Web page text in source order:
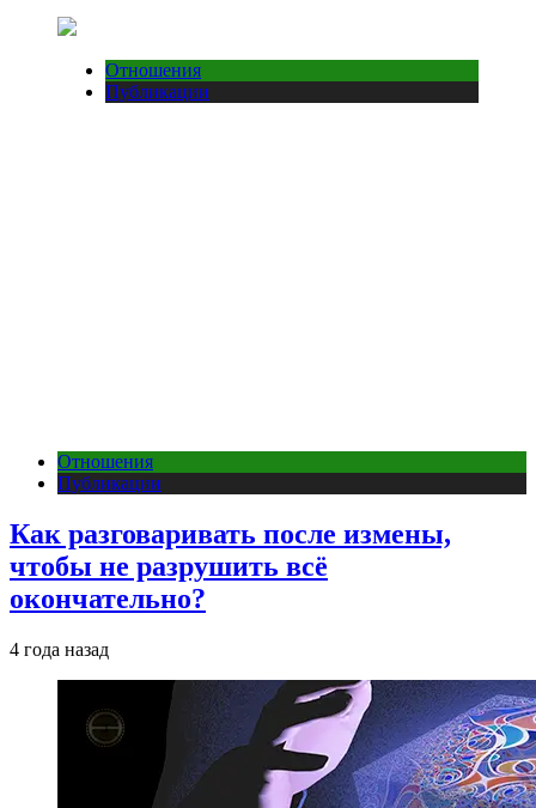
Отношения
Публикации
Отношения
Публикации
Как разговаривать после измены,
чтобы не разрушить всё
окончательно?
4 года назад